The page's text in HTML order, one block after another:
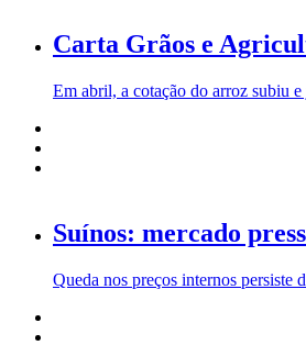
Carta Grãos e
Em abril, a cotação do arroz subiu
Suínos: mercado
Queda nos preços internos persiste